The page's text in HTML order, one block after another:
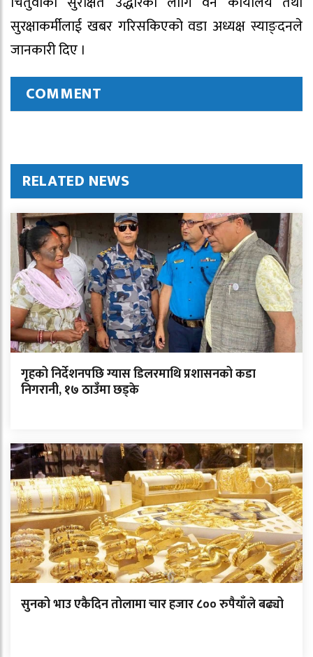
सुरक्षाकर्मीलाई खबर गरिसकिएको वडा अध्यक्ष स्याङ्दनले
जानकारी दिए ।
COMMENT
RELATED NEWS
गृहको निर्देशनपछि ग्यास डिलरमाथि प्रशासनको कडा
निगरानी, १७ ठाउँमा छड्के
सुनको भाउ एकैदिन तोलामा चार हजार ८०० रुपैयाँले बढ्यो